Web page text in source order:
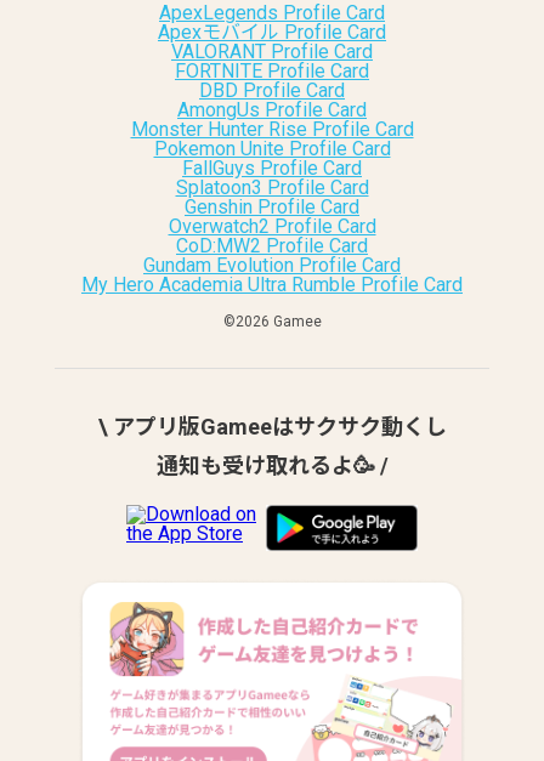
ApexLegends Profile Card
Apexモバイル Profile Card
VALORANT Profile Card
FORTNITE Profile Card
DBD Profile Card
AmongUs Profile Card
Monster Hunter Rise Profile Card
Pokemon Unite Profile Card
FallGuys Profile Card
Splatoon3 Profile Card
Genshin Profile Card
Overwatch2 Profile Card
CoD:MW2 Profile Card
Gundam Evolution Profile Card
My Hero Academia Ultra Rumble Profile Card
©︎2026 Gamee
\ アプリ版Gameeはサクサク動くし
通知も受け取れるよ🥳 /